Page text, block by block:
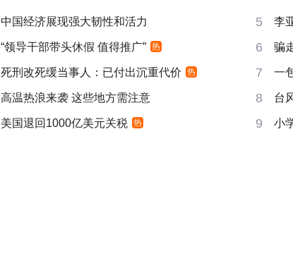
中国经济展现强大韧性和活力 5 李
“领导干部带头休假 值得推广” 热 6 骗
死刑改死缓当事人：已付出沉重代价 热 7 一
高温热浪来袭 这些地方需注意 8 台
美国退回1000亿美元关税 热 9 小